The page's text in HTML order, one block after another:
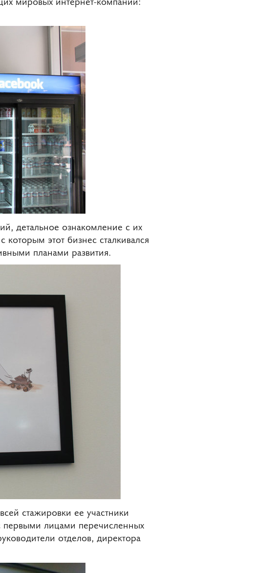
детальное ознакомление с их
этот бизнес сталкивался
планами развития.
стажировки ее участники
первыми лицами перечисленных
отделов, директора